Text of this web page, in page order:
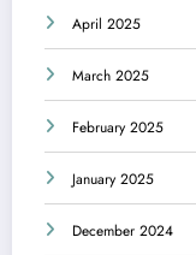
April 2025
March 2025
February 2025
January 2025
December 2024